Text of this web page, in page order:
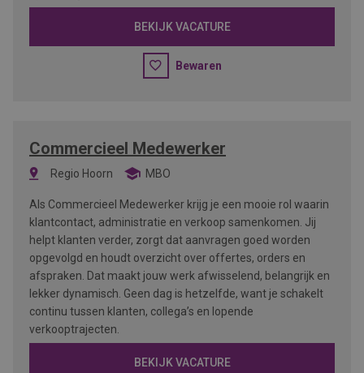
BEKIJK VACATURE
Bewaren
Commercieel Medewerker
Regio Hoorn MBO
Als Commercieel Medewerker krijg je een mooie rol waarin
klantcontact, administratie en verkoop samenkomen. Jij
helpt klanten verder, zorgt dat aanvragen goed worden
opgevolgd en houdt overzicht over offertes, orders en
afspraken. Dat maakt jouw werk afwisselend, belangrijk en
lekker dynamisch. Geen dag is hetzelfde, want je schakelt
continu tussen klanten, collega’s en lopende
verkooptrajecten.
BEKIJK VACATURE